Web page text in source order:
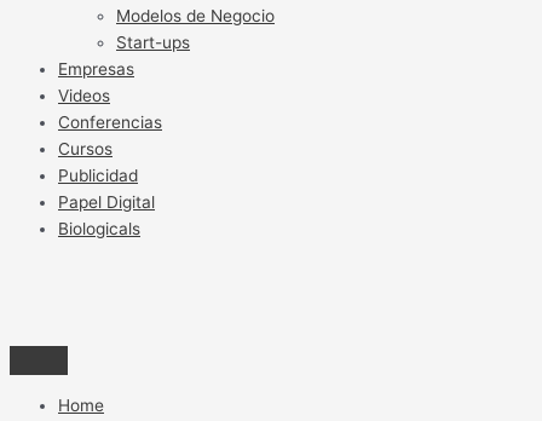
Modelos de Negocio
Start-ups
Empresas
Videos
Conferencias
Cursos
Publicidad
Papel Digital
Biologicals
Home